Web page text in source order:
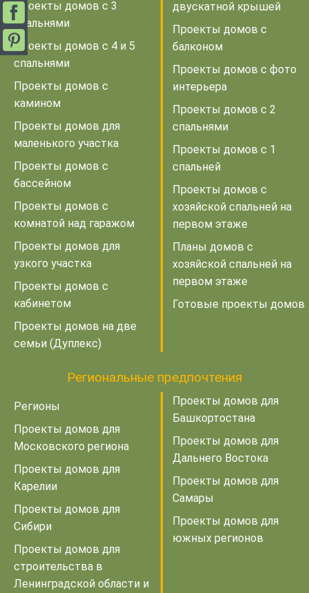
Проекты домов с 3
спальнями
Проекты домов с 4 и 5
спальнями
Проекты домов с
камином
Проекты домов для
маленького участка
Проекты домов с
бассейном
Проекты домов с
комнатой над гаражом
Проекты домов для
узкого участка
Проекты домов с
кабинетом
Проекты домов на две
семьи (Дуплекс)
двускатной крышей
Проекты домов с
балконом
Проекты домов с фото
интерьера
Проекты домов с 2
спальнями
Проекты домов с 1
спальней
Проекты домов с
хозяйской спальней на
первом этаже
Планы домов с
хозяйской спальней на
первом этаже
Готовые проекты домов
Региональные предпочтения
Регионы
Проекты домов для
Московского региона
Проекты домов для
Карелии
Проекты домов для
Сибири
Проекты домов для
строительства в
Ленинградской области и
Проекты домов для
Башкортостана
Проекты домов для
Дальнего Востока
Проекты домов для
Самары
Проекты домов для
южных регионов